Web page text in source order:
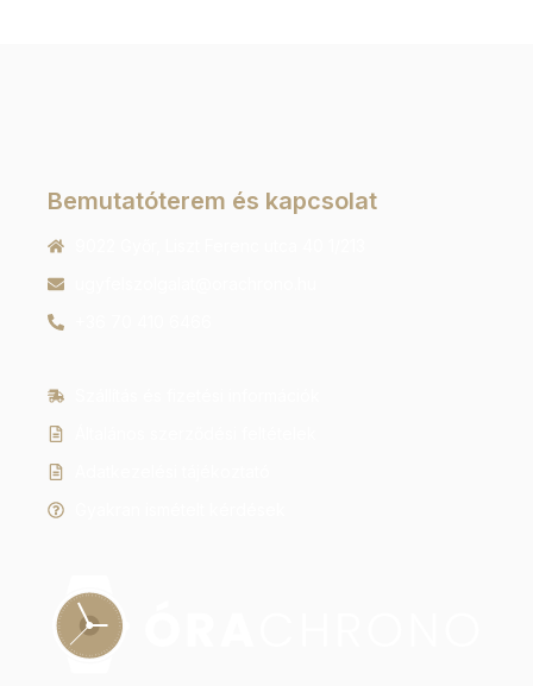
Bemutatóterem és kapcsolat